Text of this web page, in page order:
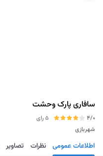
سافاری پارک وحشت
4/0
5 رای
شهربازی
مسیریابی ذخیره اطلاعات عمومی نظرات تصاویر